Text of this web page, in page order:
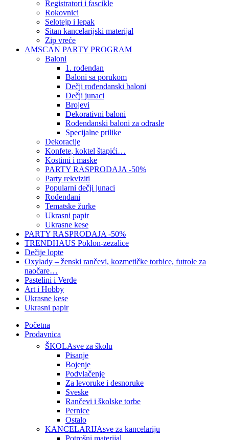
Registratori i fascikle
Rokovnici
Selotejp i lepak
Sitan kancelarijski materijal
Zip vreće
AMSCAN PARTY PROGRAM
Baloni
1. rođendan
Baloni sa porukom
Dečji rođendanski baloni
Dečji junaci
Brojevi
Dekorativni baloni
Rođendanski baloni za odrasle
Specijalne prilike
Dekoracije
Konfete, koktel štapići…
Kostimi i maske
PARTY RASPRODAJA -50%
Party rekviziti
Popularni dečji junaci
Rođendani
Tematske žurke
Ukrasni papir
Ukrasne kese
PARTY RASPRODAJA -50%
TRENDHAUS Poklon-zezalice
Dečije lopte
Oxylady – ženski rančevi, kozmetičke torbice, futrole za
naočare…
Pastelini i Verde
Art i Hobby
Ukrasne kese
Ukrasni papir
Početna
Prodavnica
ŠKOLAsve za školu
Pisanje
Bojenje
Podvlačenje
Za levoruke i desnoruke
Sveske
Rančevi i školske torbe
Pernice
Ostalo
KANCELARIJAsve za kancelariju
Potrošni materijal